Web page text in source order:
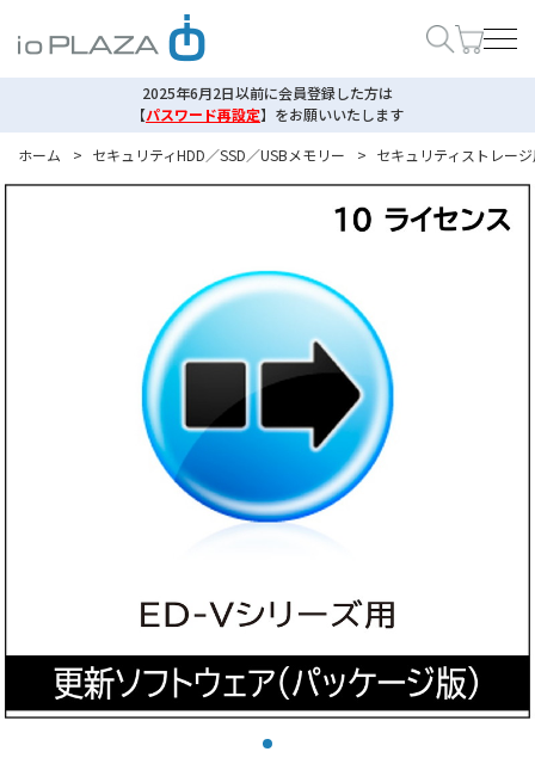
2025年6月2日以前に会員登録した方は
【パスワード再設定】 をお願いいたします
ホーム
> セキュリティHDD／SSD／USBメモリー > セキュリティストレー